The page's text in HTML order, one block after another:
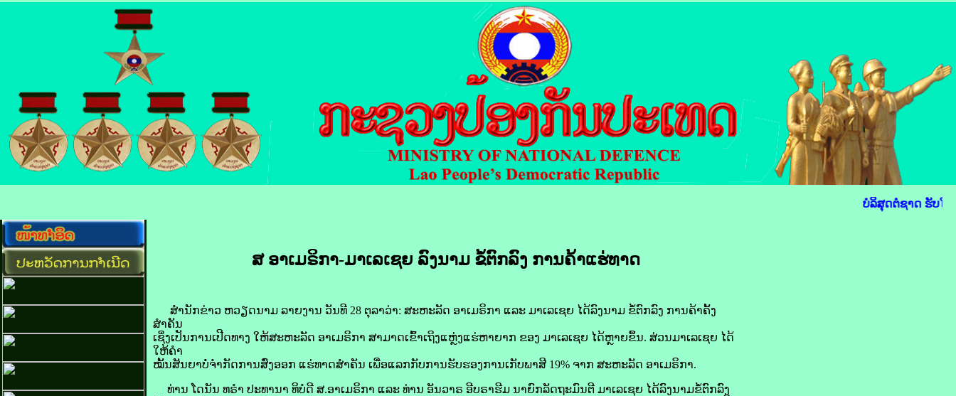
ບໍລິສຸດຕໍ່ຊາດ ຮັບໃຊ້
ສ ອາເມຣິກາ-ມາ​ເລ​ເຊຍ ລົງ​ນາມ ​ຂໍ້​ຕົກລົງ ການ​ຄ້າ​ແຮ່​ທາດ
​ ສຳນັກ​ຂ່າວ ຫວຽດນາມ ລາຍ​ງານ​ ວັນ​ທີ 28 ຕຸລາ​ວ່າ: ສະຫະລັດ ອາ​ເມ​ຣິ​ກາ ແລະ ມາ​ເລ​ເຊຍ ໄດ້​ລົງ​ນາມ ຂໍ້​ຕົກລົງ ການ​ຄ້າຄັ້ງ​
ສຳຄັນ
ເຊິ່ງ​ເປັນ​ການເປີດ​ທາງ ໃຫ້​ສະຫະລັດ ອາ​ເມ​ຣິ​ກາ ສາມາດ​ເຂົ້າ​ເຖິງແຫຼ່ງ​ແຮ່​ຫາ​ຍາກ ຂອງ ມາ​ເລ​ເຊຍ ໄດ້​ຫຼາຍ​ຂຶ້ນ. ສ່ວນ​ມາ​ເລ​ເຊຍ ໄດ້​
ໃຫ້​ຄຳ
​ໝັ້ນ​ສັນຍາບໍ່​ຈຳກັດການ​ສົ່ງ​ອອກ ແຮ່​ທາດ​ສຳຄັນ ເພື່ອ​ແລກ​ກັບການ​ຮັບຮອງການ​ເກັບ​ພາສີ 19% ຈາກ ສະຫະລັດ ອາ​ເມ​ຣິ​ກາ.
ທ່ານ ໂດ​ນັນ ທຣຳ ປະທານາ ທິບໍດີ ສ.ອາເມຣິກາ ແລະ ທ່ານ ອັນ​ວາ​​ຣ ອີ​ບຣາ​ຮີມ ນາຍົກລັດຖະມົນຕີ ມາ​ເລ​ເຊຍ ໄດ້​ລົງ​ນາມຂໍ້​ຕົກລົງ